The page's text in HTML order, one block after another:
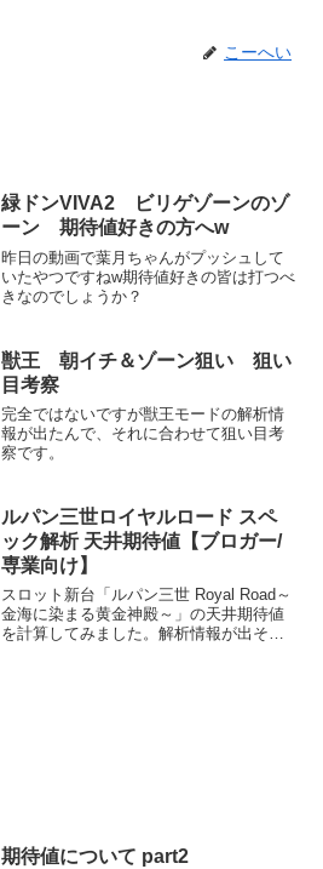
こーへい
緑ドンVIVA2 ビリゲゾーンのゾ
ーン 期待値好きの方へw
昨日の動画で葉月ちゃんがプッシュして
いたやつですねw期待値好きの皆は打つべ
きなのでしょうか？
獣王 朝イチ＆ゾーン狙い 狙い
目考察
完全ではないですが獣王モードの解析情
報が出たんで、それに合わせて狙い目考
察です。
ルパン三世ロイヤルロード スペ
ック解析 天井期待値【ブロガー/
専業向け】
スロット新台「ルパン三世 Royal Road～
金海に染まる黄金神殿～」の天井期待値
を計算してみました。解析情報が出そろ
期待値について part2